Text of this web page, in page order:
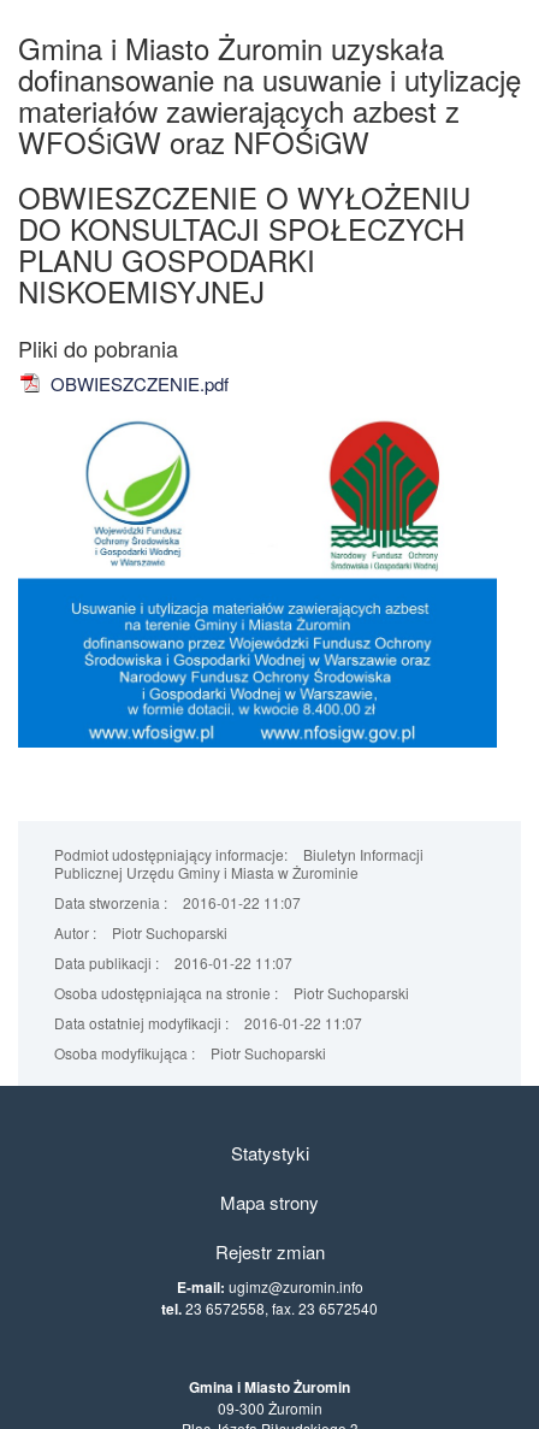
Gmina i Miasto Żuromin uzyskała
dofinansowanie na usuwanie i utylizację
materiałów zawierających azbest z
WFOŚiGW oraz NFOŚiGW
OBWIESZCZENIE O WYŁOŻENIU
DO KONSULTACJI SPOŁECZYCH
PLANU GOSPODARKI
NISKOEMISYJNEJ
OBWIESZCZENIE.pdf
Podmiot udostępniający informacje:
Biuletyn Informacji
Publicznej Urzędu Gminy i Miasta w Żurominie
Data stworzenia :
2016-01-22 11:07
Autor :
Piotr Suchoparski
Data publikacji :
2016-01-22 11:07
Osoba udostępniająca na stronie :
Piotr Suchoparski
Data ostatniej modyfikacji :
2016-01-22 11:07
Osoba modyfikująca :
Piotr Suchoparski
Statystyki
Mapa strony
Rejestr zmian
E-mail: ugimz@zuromin.info
tel.23 6572558, fax. 23 6572540
Gmina i Miasto Żuromin
09-300 Żuromin